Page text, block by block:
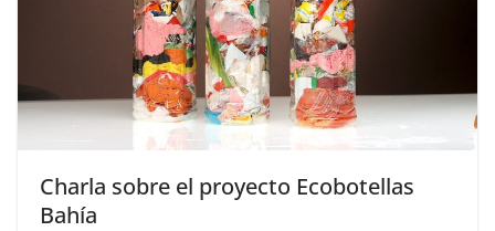
Charla sobre el proyecto Ecobotellas
Bahía